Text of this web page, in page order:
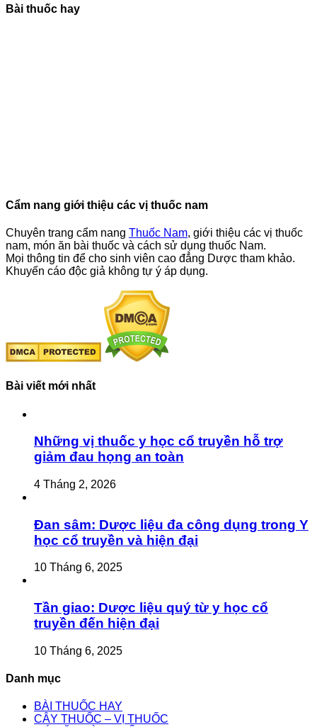
Bài thuốc hay
Cẩm nang giới thiệu các vị thuốc nam
Chuyên trang cẩm nang Thuốc Nam, giới thiệu các vị thuốc
nam, món ăn bài thuốc và cách sử dụng thuốc Nam.
Mọi thông tin để cho sinh viên cao đẳng Dược tham khảo.
Khuyến cáo độc giả không tự ý áp dụng.
Bài viết mới nhất
Những vị thuốc y học cổ truyền hỗ trợ
giảm đau họng an toàn
4 Tháng 2, 2026
Đan sâm: Dược liệu đa công dụng trong Y
học cổ truyền và hiện đại
10 Tháng 6, 2025
Tần giao: Dược liệu quý từ y học cổ
truyền đến hiện đại
10 Tháng 6, 2025
Danh mục
BÀI THUỐC HAY
CÂY THUỐC – VỊ THUỐC